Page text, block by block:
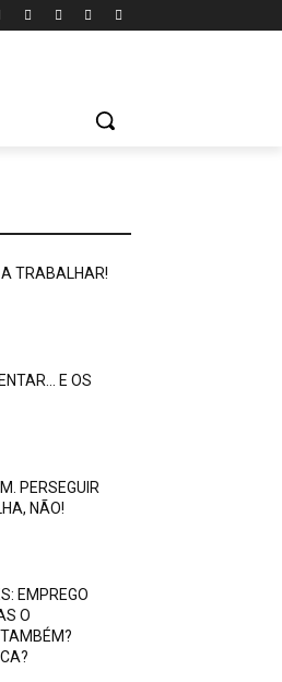
A TRABALHAR!
E OS
PERSEGUIR
NÃO!
EMPREGO
O